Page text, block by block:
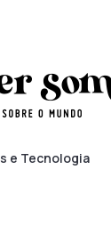
e Tecnologia